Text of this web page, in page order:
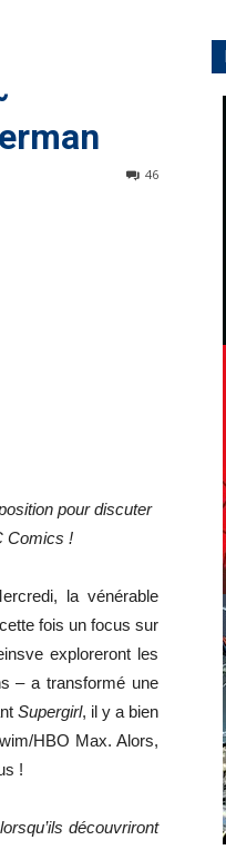
46
pour discuter
Comics !
la vénérable
fois un focus sur
exploreront les
– a transformé une
Supergirl, il y a bien
HBO Max. Alors,
!
découvriront